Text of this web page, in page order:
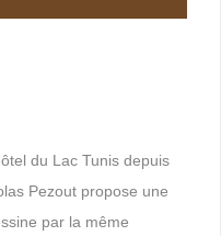
du Lac Tunis depuis
Pezout propose une
par la même